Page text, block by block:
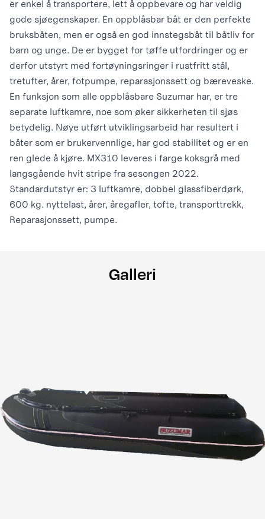
er enkel å transportere, lett å oppbevare og har veldig
gode sjøegenskaper. En oppblåsbar båt er den perfekte
bruksbåten, men er også en god innstegsbåt til båtliv for
barn og unge. De er bygget for tøffe utfordringer og er
derfor utstyrt med fortøyningsringer i rustfritt stål,
tretufter, årer, fotpumpe, reparasjonssett og bæreveske.
En funksjon som alle oppblåsbare Suzumar har, er tre
separate luftkamre, noe som øker sikkerheten til sjøs
betydelig. Nøye utført utviklingsarbeid har resultert i
båter som er brukervennlige, har god stabilitet og er en
ren glede å kjøre. MX310 leveres i farge koksgrå med
langsgående hvit stripe fra sesongen 2022.
Standardutstyr er: 3 luftkamre, dobbel glassfiberdørk,
600 kg. nyttelast, årer, åregafler, tofte, transporttrekk,
Reparasjonssett, pumpe.
Galleri